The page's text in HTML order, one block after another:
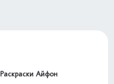
Раскраски Айфон